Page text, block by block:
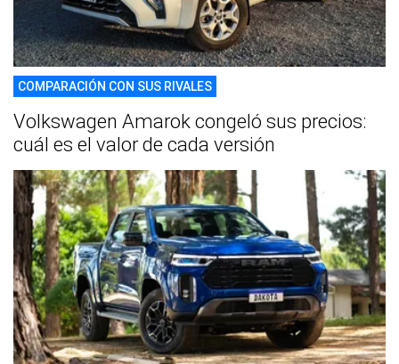
COMPARACIÓN CON SUS RIVALES
Volkswagen Amarok congeló sus precios:
cuál es el valor de cada versión